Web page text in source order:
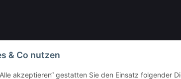
& Co nutzen
akzeptieren“ gestatten Sie den Einsatz folgender